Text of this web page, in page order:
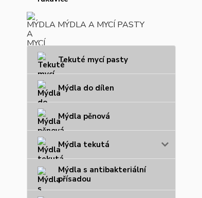
MÝDLA A MYCÍ PASTY
Tekuté mycí pasty
Mýdla do dílen
Mýdla pěnová
Mýdla tekutá
Mýdla s antibakteriální
přísadou